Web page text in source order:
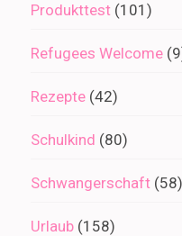
Produkttest (101)
Refugees Welcome
Rezepte (42)
Schulkind (80)
Schwangerschaft (58)
Urlaub (158)